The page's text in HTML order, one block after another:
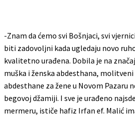
-Znam da ćemo svi Bošnjaci, svi
biti zadovoljni kada ugledaju novo
kvalitetno urađena. Dobila je na
muška i ženska abdesthana,
abdesthane za žene u Novom Pazaru
begovoj džamiji. I sve je urađeno
mermeru, ističe hafiz Irfan ef. Malić